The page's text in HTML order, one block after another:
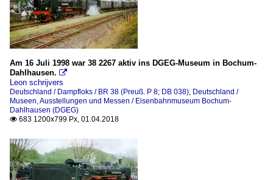
Am 16 Juli 1998 war 38 2267 aktiv ins DGEG-Museum in Bochum-
Dahlhausen. 
Leon schrijvers
Deutschland / Dampfloks / BR 38 (Preuß. P 8; DB 038) Deutschland /
Museen, Ausstellungen und Messen / Eisenbahnmuseum Bochum-
Dahlhausen (DGEG)
 683 1200x799 Px, 01.04.2018